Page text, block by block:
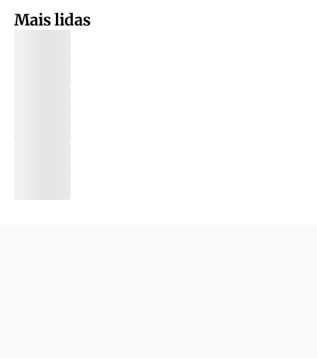
Mais lidas